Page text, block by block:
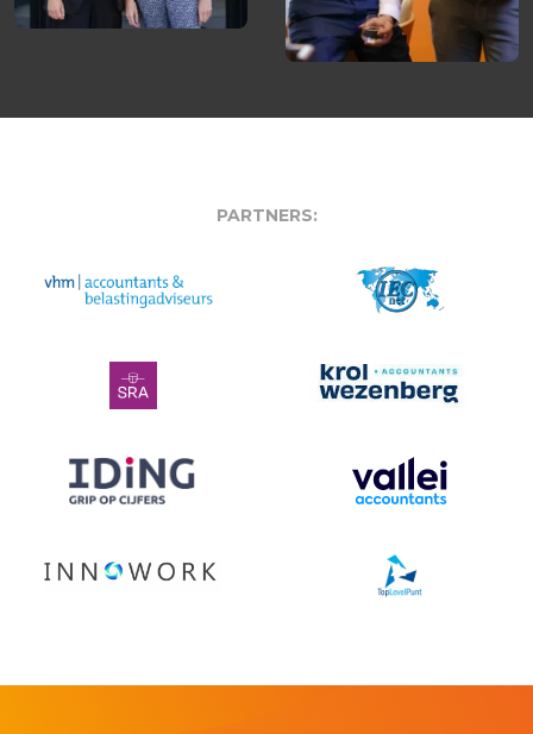
PARTNERS: